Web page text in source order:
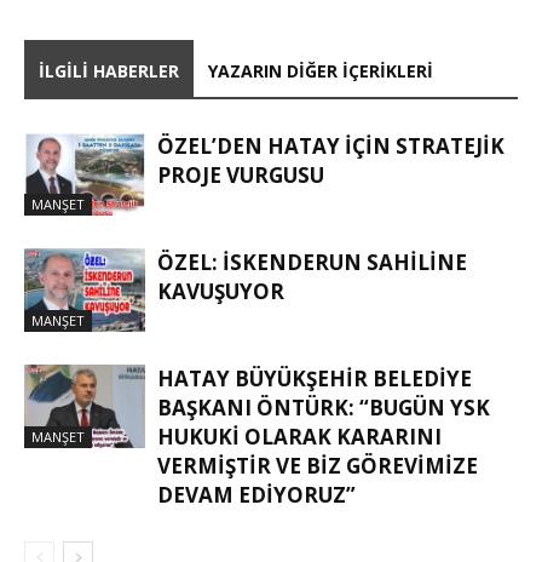
İLGILI HABERLER YAZARIN DIĞER İÇERIKLERI
MANŞET
ÖZEL’DEN HATAY İÇIN STRATEJIK
PROJE VURGUSU
MANŞET
ÖZEL: İSKENDERUN SAHİLİNE
KAVUŞUYOR
MANŞET
HATAY BÜYÜKŞEHIR BELEDIYE
BAŞKANI ÖNTÜRK: “BUGÜN YSK
HUKUKI OLARAK KARARINI
VERMIŞTIR VE BIZ GÖREVIMIZE
DEVAM EDIYORUZ”